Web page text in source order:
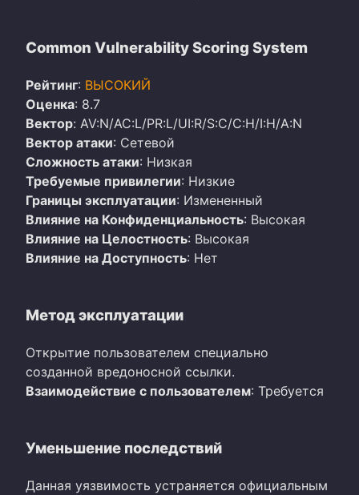
Common Vulnerability Scoring System
Рейтинг: ВЫСОКИЙ
Оценка: 8.7
Вектор: AV:N/AC:L/PR:L/UI:R/S:C/C:H/I:H/A:N
Вектор атаки: Сетевой
Сложность атаки: Низкая
Требуемые привилегии: Низкие
Границы эксплуатации: Измененный
Влияние на Конфиденциальность: Высокая
Влияние на Целостность: Высокая
Влияние на Доступность: Нет
Метод эксплуатации
Открытие пользователем специально
созданной вредоносной ссылки.
Взаимодействие с пользователем: Требуется
Уменьшение последствий
Данная уязвимость устраняется официальным